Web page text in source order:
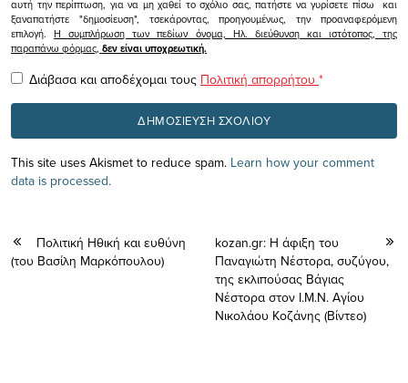
αυτή την περίπτωση, για να μη χαθεί το σχόλιο σας, πατήστε να γυρίσετε πίσω και
ξαναπατήστε "δημοσίευση", τσεκάροντας, προηγουμένως, την προαναφερόμενη
επιλογή.Η συμπλήρωση των πεδίων όνομα, Ηλ. διεύθυνση και ιστότοπος, της
παραπάνω φόρμας, δεν είναι υποχρεωτική.
Διάβασα και αποδέχομαι τους Πολιτική απορρήτου *
This site uses Akismet to reduce spam. Learn how your comment
data is processed.
Πολιτική Ηθική και ευθύνη
(του Βασίλη Μαρκόπουλου)
kozan.gr: Η άφιξη του
Παναγιώτη Νέστορα, συζύγου,
της εκλιπούσας Βάγιας
Νέστορα στον Ι.Μ.Ν. Αγίου
Νικολάου Κοζάνης (Βίντεο)